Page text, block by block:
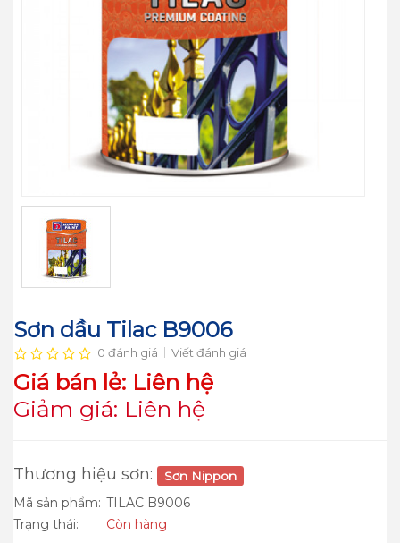
Sơn dầu Tilac B9006
0 đánh giá Viết đánh giá
Giá bán lẻ: Liên hệ
Giảm giá: Liên hệ
Thương hiệu sơn: Sơn Nippon
Mã sản phẩm: TILAC B9006
Trạng thái:
Còn hàng